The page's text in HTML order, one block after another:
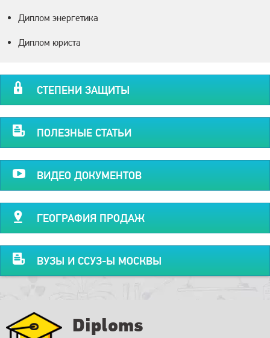
Диплом энергетика
Диплом юриста
СТЕПЕНИ ЗАЩИТЫ
ПОЛЕЗНЫЕ СТАТЬИ
ВИДЕО ДОКУМЕНТОВ
ГЕОГРАФИЯ ПРОДАЖ
ВУЗЫ И ССУЗ-Ы МОСКВЫ
Diploms